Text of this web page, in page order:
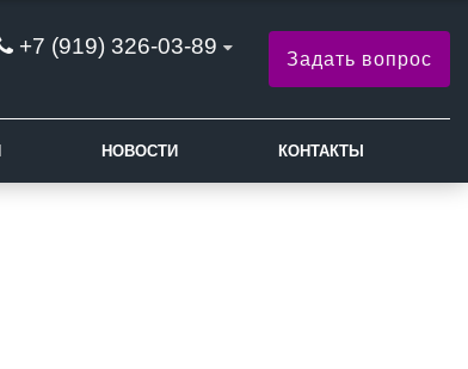
+7 (919) 326-03-89 Задать вопрос
НОВОСТИ КОНТАКТЫ